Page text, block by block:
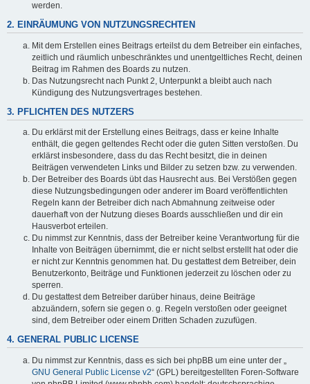
werden.
2. EINRÄUMUNG VON NUTZUNGSRECHTEN
Mit dem Erstellen eines Beitrags erteilst du dem Betreiber ein einfaches,
zeitlich und räumlich unbeschränktes und unentgeltliches Recht, deinen
Beitrag im Rahmen des Boards zu nutzen.
Das Nutzungsrecht nach Punkt 2, Unterpunkt a bleibt auch nach
Kündigung des Nutzungsvertrages bestehen.
3. PFLICHTEN DES NUTZERS
Du erklärst mit der Erstellung eines Beitrags, dass er keine Inhalte
enthält, die gegen geltendes Recht oder die guten Sitten verstoßen. Du
erklärst insbesondere, dass du das Recht besitzt, die in deinen
Beiträgen verwendeten Links und Bilder zu setzen bzw. zu verwenden.
Der Betreiber des Boards übt das Hausrecht aus. Bei Verstößen gegen
diese Nutzungsbedingungen oder anderer im Board veröffentlichten
Regeln kann der Betreiber dich nach Abmahnung zeitweise oder
dauerhaft von der Nutzung dieses Boards ausschließen und dir ein
Hausverbot erteilen.
Du nimmst zur Kenntnis, dass der Betreiber keine Verantwortung für die
Inhalte von Beiträgen übernimmt, die er nicht selbst erstellt hat oder die
er nicht zur Kenntnis genommen hat. Du gestattest dem Betreiber, dein
Benutzerkonto, Beiträge und Funktionen jederzeit zu löschen oder zu
sperren.
Du gestattest dem Betreiber darüber hinaus, deine Beiträge
abzuändern, sofern sie gegen o. g. Regeln verstoßen oder geeignet
sind, dem Betreiber oder einem Dritten Schaden zuzufügen.
4. GENERAL PUBLIC LICENSE
Du nimmst zur Kenntnis, dass es sich bei phpBB um eine unter der „
GNU General Public License v2“ (GPL) bereitgestellten Foren-Software